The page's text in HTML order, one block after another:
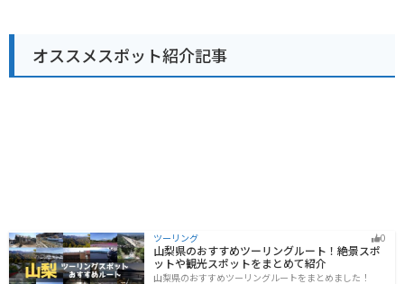
オススメスポット紹介記事
ツーリング 0
山梨県のおすすめツーリングルート！絶景スポ
ットや観光スポットをまとめて紹介
山梨県のおすすめツーリングルートをまとめました！